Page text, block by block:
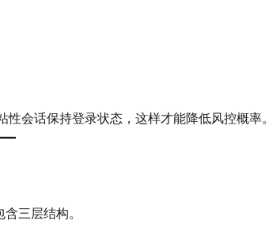
性会话保持登录状态，这样才能降低风控概率。
三层结构。